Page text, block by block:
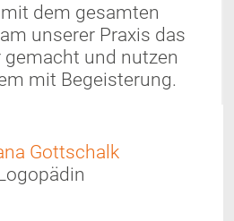
dem gesamten
unserer Praxis das
gemacht und nutzen
mit Begeisterung.
Gottschalk
Logopädin